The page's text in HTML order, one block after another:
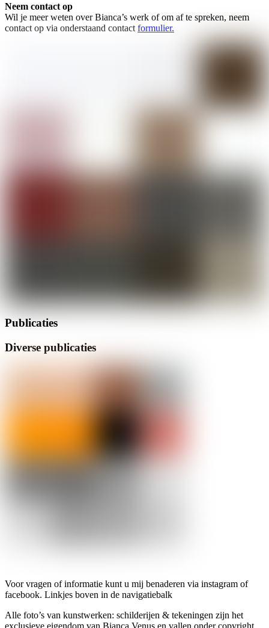
Neem contact op
Wil je meer weten over Bianca’s werk of om af te spreken, neem
contact op via onderstaand contact formulier.
Publicaties
Diverse publicaties
Voor vragen of informatie kunt u mij benaderen via instagram of
facebook. Linkjes boven in de navigatiebalk
Alle foto’s van kunstwerken: schilderijen & tekeningen zijn het
exclusieve eigendom van Bianca Venus en vallen onder copyright.